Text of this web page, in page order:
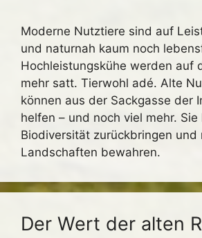
Moderne Nutztiere sind auf
und naturnah kaum noch
Hochleistungskühe werden auf
mehr satt. Tierwohl adé. Alte
können aus der Sackgasse der
helfen – und noch viel mehr. Sie
Biodiversität zurückbringen und
Landschaften bewahren.
Der Wert der alten